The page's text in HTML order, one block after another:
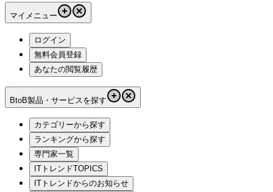
マイメニュー
ログイン
無料会員登録
あなたの閲覧履歴
BtoB製品・サービスを探す
カテゴリーから探す
ランキングから探す
専門家一覧
ITトレンドTOPICS
ITトレンドからのお知らせ